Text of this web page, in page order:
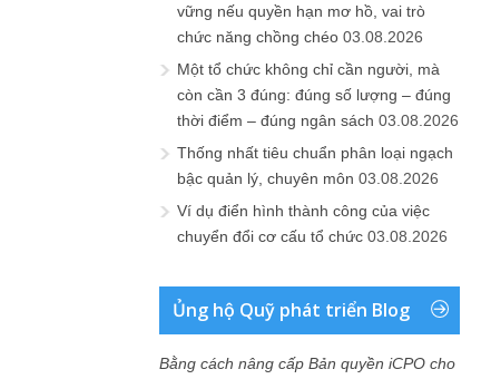
vững nếu quyền hạn mơ hồ, vai trò
chức năng chồng chéo 03.08.2026
Một tổ chức không chỉ cần người, mà
còn cần 3 đúng: đúng số lượng – đúng
thời điểm – đúng ngân sách 03.08.2026
Thống nhất tiêu chuẩn phân loại ngạch
bậc quản lý, chuyên môn 03.08.2026
Ví dụ điển hình thành công của việc
chuyển đổi cơ cấu tổ chức 03.08.2026
Ủng hộ Quỹ phát triển Blog
Bằng cách nâng cấp Bản quyền iCPO cho